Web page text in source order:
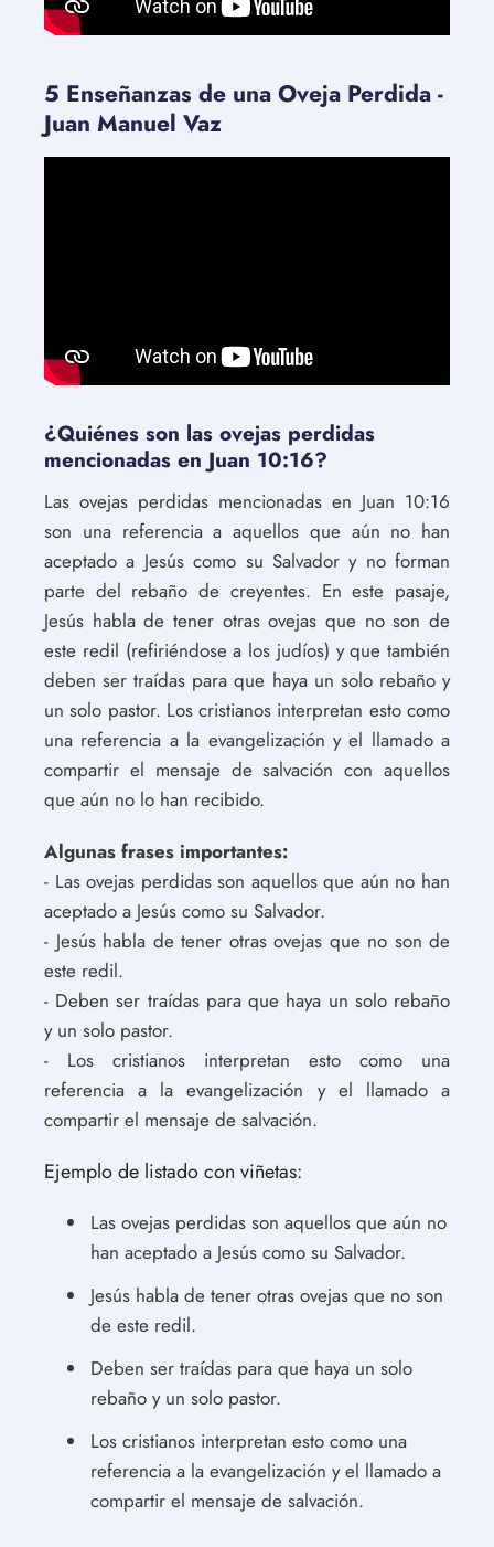
5 Enseñanzas de una Oveja Perdida -
Juan Manuel Vaz
¿Quiénes son las ovejas perdidas
mencionadas en Juan 10:16?
Las ovejas perdidas mencionadas en Juan 10:16
son una referencia a aquellos que aún no han
aceptado a Jesús como su Salvador y no forman
parte del rebaño de creyentes. En este pasaje,
Jesús habla de tener otras ovejas que no son de
este redil (refiriéndose a los judíos) y que también
deben ser traídas para que haya un solo rebaño y
un solo pastor. Los cristianos interpretan esto como
una referencia a la evangelización y el llamado a
compartir el mensaje de salvación con aquellos
que aún no lo han recibido.
Algunas frases importantes:
- Las ovejas perdidas son aquellos que aún no han
aceptado a Jesús como su Salvador.
- Jesús habla de tener otras ovejas que no son de
este redil.
- Deben ser traídas para que haya un solo rebaño
y un solo pastor.
- Los cristianos interpretan esto como una
referencia a la evangelización y el llamado a
compartir el mensaje de salvación.
Ejemplo de listado con viñetas:
Las ovejas perdidas son aquellos que aún no
han aceptado a Jesús como su Salvador.
Jesús habla de tener otras ovejas que no son
de este redil.
Deben ser traídas para que haya un solo
rebaño y un solo pastor.
Los cristianos interpretan esto como una
referencia a la evangelización y el llamado a
compartir el mensaje de salvación.